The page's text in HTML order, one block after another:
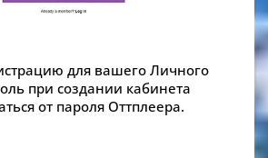
для вашего Личного
при создании кабинета
от пароля Оттплеера.